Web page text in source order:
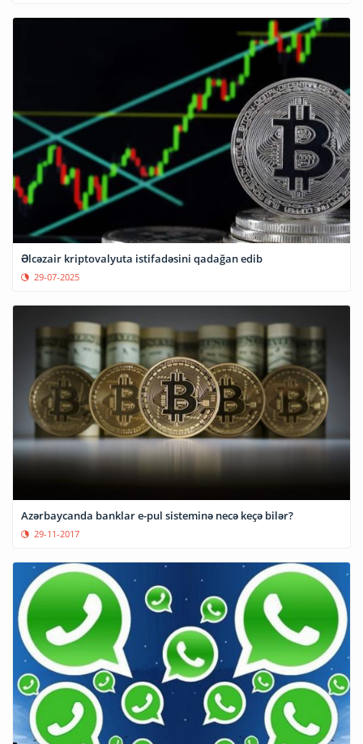
Əlcəzair kriptovalyuta istifadəsini qadağan edib
29-07-2025
Azərbaycanda banklar e-pul sisteminə necə keçə bilər?
29-11-2017